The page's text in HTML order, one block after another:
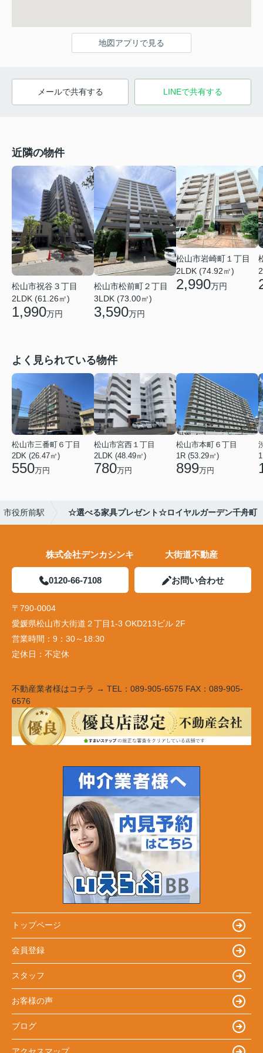
地図アプリで見る
メールで共有する LINEで共有する
近隣の物件
松山市祝谷３丁目
2LDK (61.26㎡)
1,990万円
松山市松前町２丁目
3LDK (73.00㎡)
3,590万円
松山市岩崎町１丁目
2LDK (74.92㎡)
2,990万円
よく見られている物件
松山市三番町６丁目
2DK (26.47㎡)
550万円
松山市宮西１丁目
2LDK (48.49㎡)
780万円
松山市本町６丁目
1R (53.29㎡)
899万円
市役所前駅 ☆選べる家具プレゼント☆ロイヤルガーデン千舟町
株式会社デンカシンキ 大街道不動産
0120-66-7108 お問い合わせ
〒790-0004
愛媛県松山市大街道２丁目1-3 OKD213ビル 2F
営業時間： 9：30～18:30
定休日： 不定休
不動産業者様はコチラ → TEL：089-905-6575 FAX：089-905-
6576
トップページ
会員登録
スタッフ
お客様の声
ブログ